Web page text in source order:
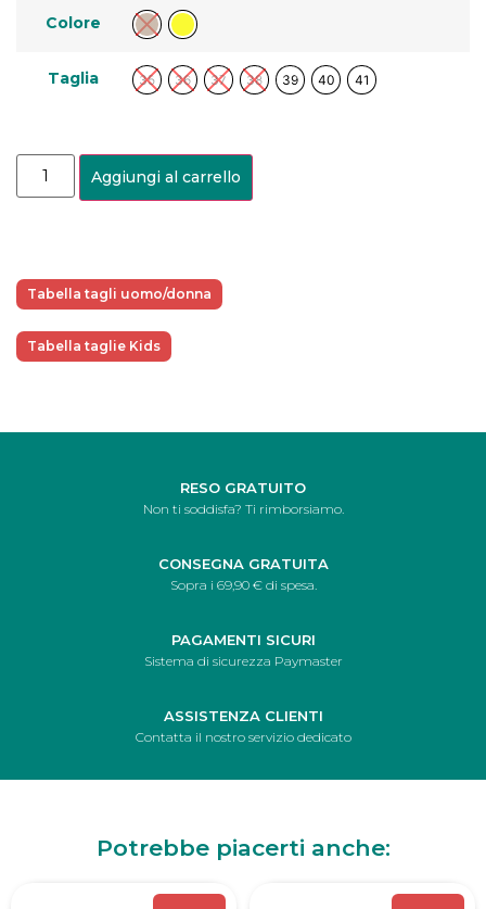
Colore
Taglia 35 36 37 38 39 40 41
Aggiungi al carrello
Tabella tagli uomo/donna
Tabella taglie Kids
RESO GRATUITO
Non ti soddisfa? Ti rimborsiamo.
CONSEGNA GRATUITA
Sopra i 69,90 € di spesa.
PAGAMENTI SICURI
Sistema di sicurezza Paymaster
ASSISTENZA CLIENTI
Contatta il nostro servizio dedicato
Potrebbe piacerti anche: